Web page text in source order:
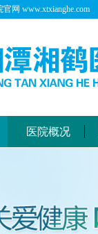
网 www.xtxianghe.com
医院概况